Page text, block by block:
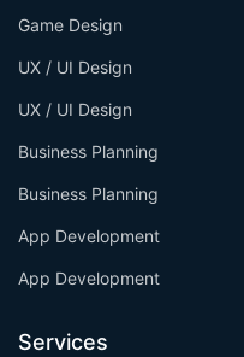
Game Design
UX / UI Design
UX / UI Design
Business Planning
Business Planning
App Development
App Development
Services